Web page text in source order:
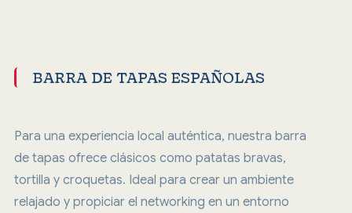
BARRA DE TAPAS ESPAÑOLAS
Para una experiencia local auténtica, nuestra barra
de tapas ofrece clásicos como patatas bravas,
tortilla y croquetas. Ideal para crear un ambiente
relajado y propiciar el networking en un entorno